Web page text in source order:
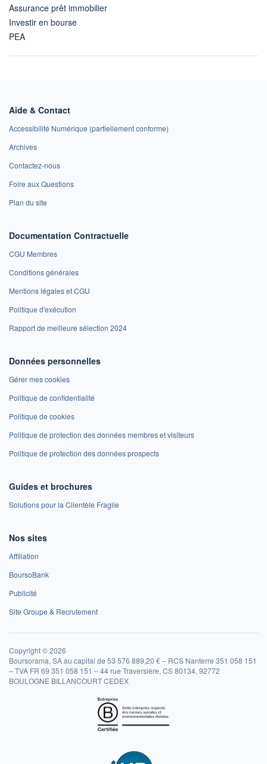
Assurance prêt immobilier
Investir en bourse
PEA
Aide & Contact
Accessibilité Numérique (partiellement conforme)
Archives
Contactez-nous
Foire aux Questions
Plan du site
Documentation Contractuelle
CGU Membres
Conditions générales
Mentions légales et CGU
Politique d'exécution
Rapport de meilleure sélection 2024
Données personnelles
Gérer mes cookies
Politique de confidentialité
Politique de cookies
Politique de protection des données membres et visiteurs
Politique de protection des données prospects
Guides et brochures
Solutions pour la Clientèle Fragile
Nos sites
Affiliation
BoursoBank
Publicité
Site Groupe & Recrutement
Copyright © 2026
Boursorama, SA au capital de 53 576 889,20 € – RCS Nanterre 351 058 151
– TVA FR 69 351 058 151 – 44 rue Traversière, CS 80134, 92772
BOULOGNE BILLANCOURT CEDEX